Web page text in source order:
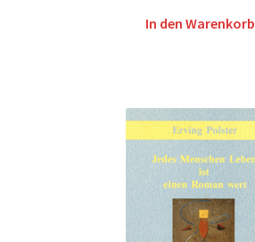
In den Warenkorb